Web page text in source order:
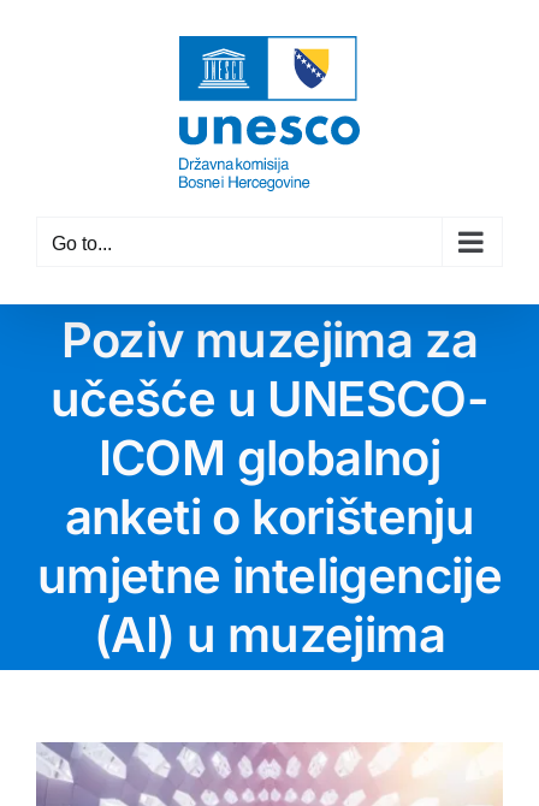
Go to...
Poziv muzejima za
učešće u UNESCO-
ICOM globalnoj
anketi o korištenju
umjetne inteligencije
(AI) u muzejima